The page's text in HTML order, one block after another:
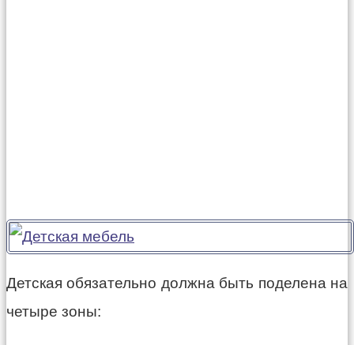
Детская обязательно должна быть поделена на
четыре зоны: